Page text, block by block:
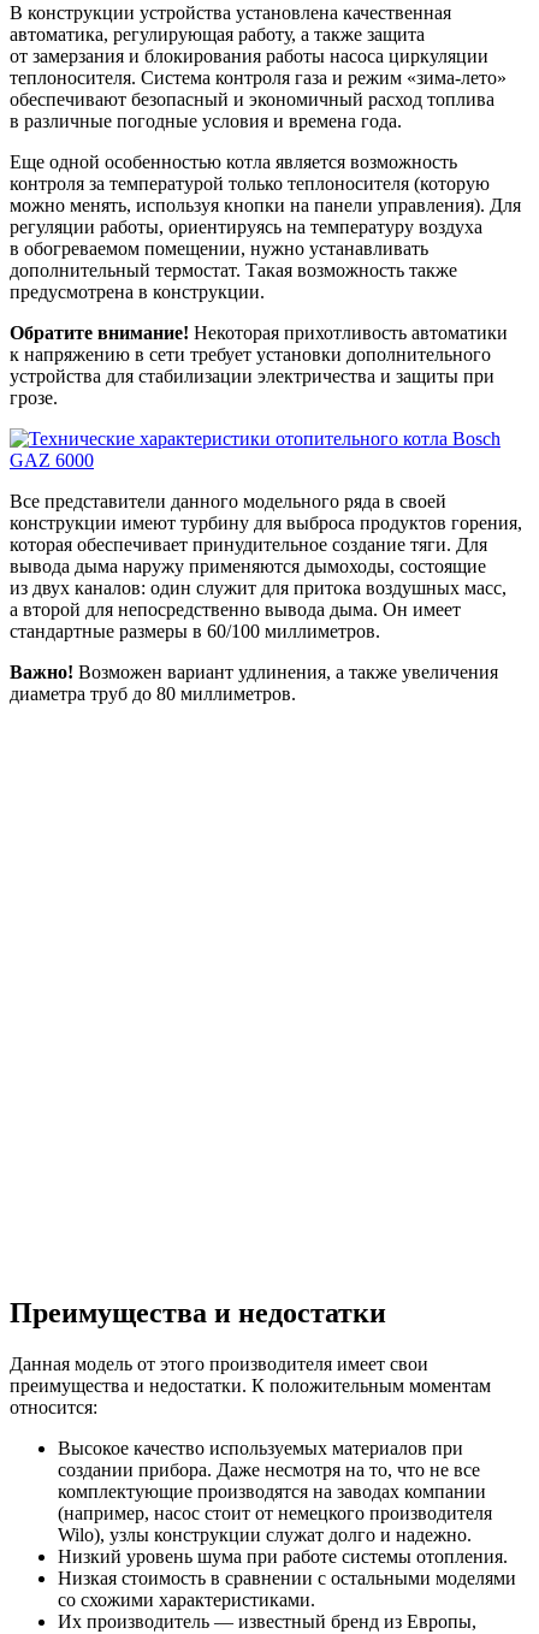
В конструкции устройства установлена качественная
автоматика, регулирующая работу, а также защита
от замерзания и блокирования работы насоса циркуляции
теплоносителя. Система контроля газа и режим «зима-лето»
обеспечивают безопасный и экономичный расход топлива
в различные погодные условия и времена года.
Еще одной особенностью котла является возможность
контроля за температурой только теплоносителя (которую
можно менять, используя кнопки на панели управления). Для
регуляции работы, ориентируясь на температуру воздуха
в обогреваемом помещении, нужно устанавливать
дополнительный термостат. Такая возможность также
предусмотрена в конструкции.
Обратите внимание! Некоторая прихотливость автоматики
к напряжению в сети требует установки дополнительного
устройства для стабилизации электричества и защиты при
грозе.
Все представители данного модельного ряда в своей
конструкции имеют турбину для выброса продуктов горения,
которая обеспечивает принудительное создание тяги. Для
вывода дыма наружу применяются дымоходы, состоящие
из двух каналов: один служит для притока воздушных масс,
а второй для непосредственно вывода дыма. Он имеет
стандартные размеры в 60/100 миллиметров.
Важно! Возможен вариант удлинения, а также увеличения
диаметра труб до 80 миллиметров.
Преимущества и недостатки
Данная модель от этого производителя имеет свои
преимущества и недостатки. К положительным моментам
относится:
Высокое качество используемых материалов при
создании прибора. Даже несмотря на то, что не все
комплектующие производятся на заводах компании
(например, насос стоит от немецкого производителя
Wilo), узлы конструкции служат долго и надежно.
Низкий уровень шума при работе системы отопления.
Низкая стоимость в сравнении с остальными моделями
со схожими характеристиками.
Их производитель — известный бренд из Европы,